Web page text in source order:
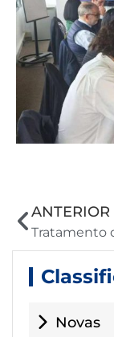
ANTERIOR
Novas